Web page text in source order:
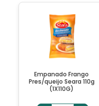
Empanado Frango
Pres/queijo Seara 110g
(1X110G)